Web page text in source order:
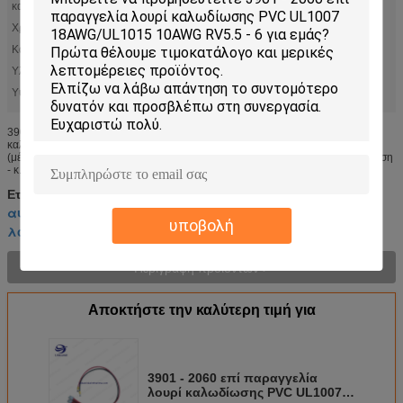
υποβολή
καρφίτσα:
6
Χρώμα:
RD προσθέτει BK
Καλώδιο:
1007-18AWG/1050-10AWG
Υλικό:
PVC
Υψηλό φως:
,
3901 - 2060 UL1007 18AWG προσθέτουν UL1015 10AWG RV5.5 - λουρί
καλωδίωσης 6 συνήθειας/υλικό PVC Φυσικός Αποσπασθείς Αριθ. Κυκλώματα
(μέγιστο) 6 Χρώμα - ρητίνη Φυσικός Εύφλεκτο 94V - 2 Γένος Δοχείο Πυράκτωση
- κ...
Ετικέττες:
αυτόματο λουρί καλωδίωσης συνήθειας
λουρί καλωδίων συνήθειας
Περιγραφή προϊόντων >
Αποκτήστε την καλύτερη τιμή για
3901 - 2060 επί παραγγελία
λουρί καλωδίωσης PVC UL1007